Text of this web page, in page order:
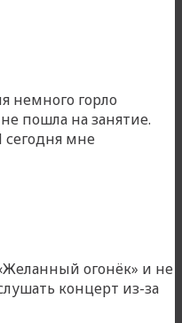
немного горло
пошла на занятие.
мне
огонёк» и не
концерт из-за